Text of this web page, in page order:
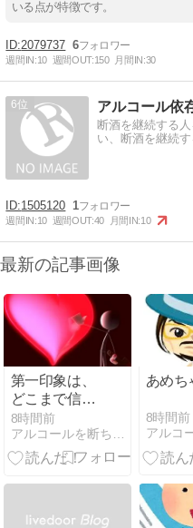
いる点が特徴です。
2079737 6
週間IN:10 週間OUT:150 月間IN:30
6 アルコール依
断酒を継続する
い、断酒を継続す
1505120 1
週間IN:10 週間OUT:40 月間IN:10
最新の記事画像
第一印象は、
どこまで信用
できるのか？
8時間前
あめち
8時間前